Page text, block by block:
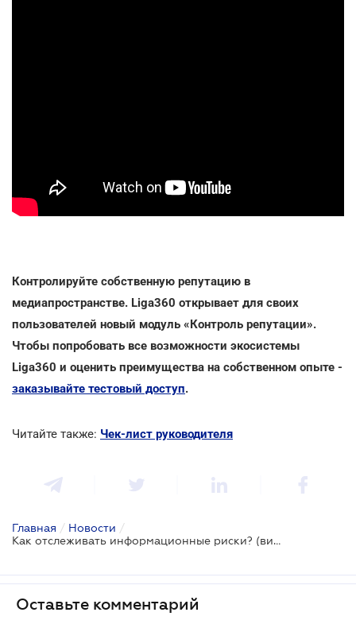
Контролируйте собственную репутацию в
медиапространстве. Liga360 открывает для своих
пользователей новый модуль «Контроль репутации».
Чтобы попробовать все возможности экосистемы
Liga360 и оценить преимущества на собственном опыте -
заказывайте тестовый доступ.
Читайте также: Чек-лист руководителя
Главная / Новости /
Как отслеживать информационные риски? (видео)
Оставьте комментарий